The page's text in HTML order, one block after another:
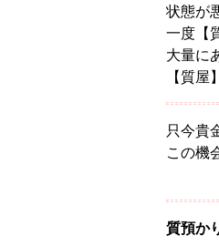
状態が
一度【
大量に
【質
只今貴
この機
質預か